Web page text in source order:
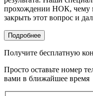
прохождении НОК, чему
закрыть этот вопрос и
Подробнее
Получите бесплатную
Просто оставьте номер
вами в ближайшее время